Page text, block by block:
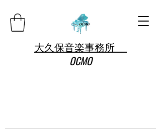
大久保音楽事務所
OCMO